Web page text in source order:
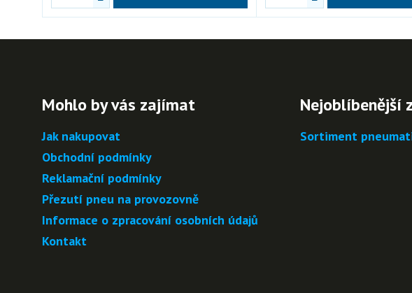
Mohlo by vás zajímat
Jak nakupovat
Obchodní podmínky
Reklamační podmínky
Přezutí pneu na provozovně
Informace o zpracování osobních údajů
Kontakt
Nejoblíbenější
Sortiment